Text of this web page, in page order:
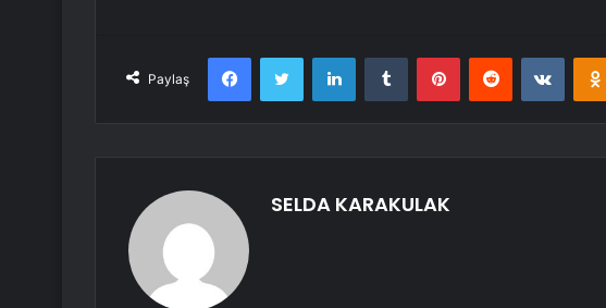
Paylaş
FacebookTwitter LinkedInTumblr PinterestReddit
SELDA KARAKULAK